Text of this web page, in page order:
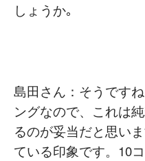
しょうか｡
島田さん：そうです
ングなので、これは
るのが妥当だと思い
ている印象です。10